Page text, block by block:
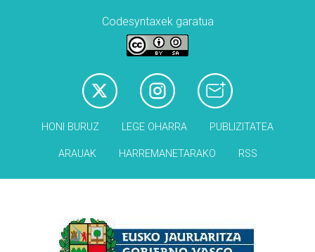
Codesyntaxek garatua
HONI BURUZ LEGE OHARRA PUBLIZITATEA
ARAUAK HARREMANETARAKO RSS